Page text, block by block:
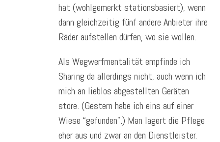
hat (wohlgemerkt stationsbasiert), wenn
dann gleichzeitig fünf andere Anbieter ihre
Räder aufstellen dürfen, wo sie wollen.
Als Wegwerfmentalität empfinde ich
Sharing da allerdings nicht, auch wenn ich
mich an lieblos abgestellten Geräten
störe. (Gestern habe ich eins auf einer
Wiese “gefunden”.) Man lagert die Pflege
eher aus und zwar an den Dienstleister.